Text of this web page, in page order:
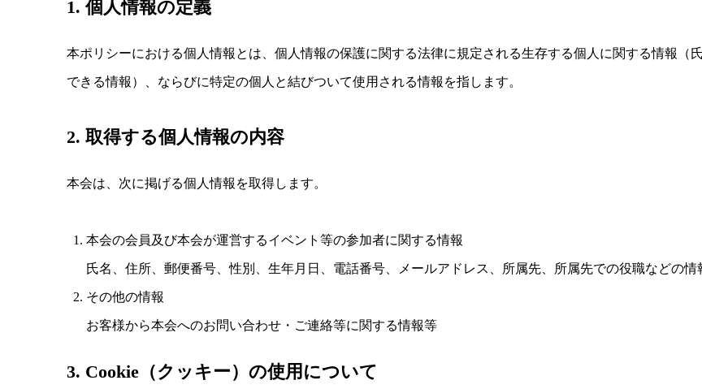
1. 個人情報の定義
本ポリシーにおける個人情報とは、個人情報の保護に関する法律に規定される生存する個人に関する情報（
できる情報）、ならびに特定の個人と結びついて使用される情報を指します。
2. 取得する個人情報の内容
本会は、次に掲げる個人情報を取得します。
本会の会員及び本会が運営するイベント等の参加者に関する情報
氏名、住所、郵便番号、性別、生年月日、電話番号、メールアドレス、所属先、所属先での役職などの情
その他の情報
お客様から本会へのお問い合わせ・ご連絡等に関する情報等
3. Cookie（クッキー）の使用について